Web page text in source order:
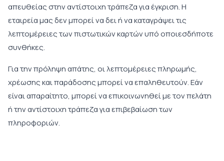
απευθείας στην αντίστοιχη τράπεζα για έγκριση. Η
εταιρεία μας δεν μπορεί να δει ή να καταγράψει τις
λεπτομέρειες των πιστωτικών καρτών υπό οποιεσδήποτε
συνθήκες.
Για την πρόληψη απάτης, οι λεπτομέρειες πληρωμής,
χρέωσης και παράδοσης μπορεί να επαληθευτούν. Εάν
είναι απαραίτητο, μπορεί να επικοινωνηθεί με τον πελάτη
ή την αντίστοιχη τράπεζα για επιβεβαίωση των
πληροφοριών.